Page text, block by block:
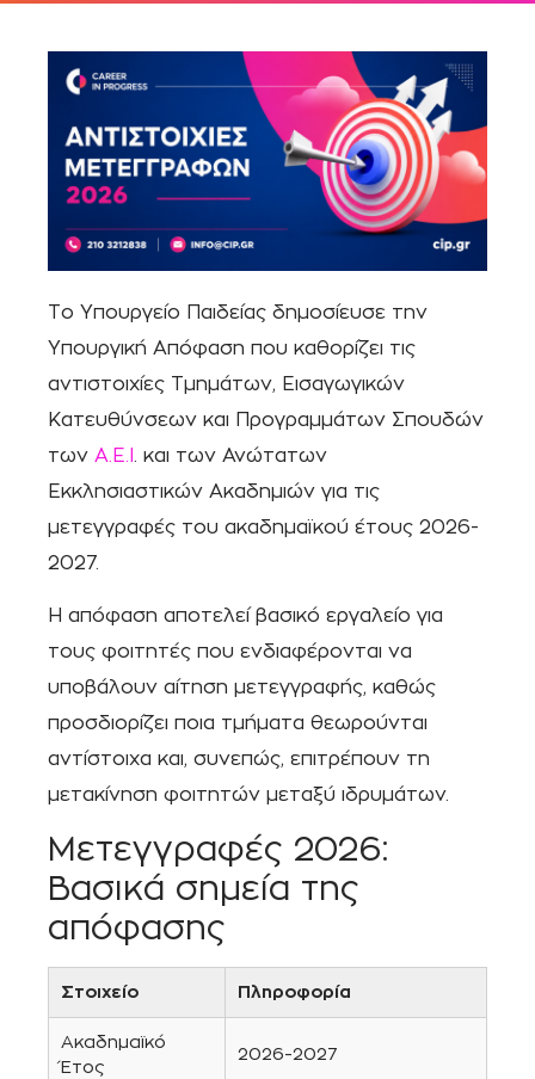
Το Υπουργείο Παιδείας δημοσίευσε την
Υπουργική Απόφαση που καθορίζει τις
αντιστοιχίες Τμημάτων, Εισαγωγικών
Κατευθύνσεων και Προγραμμάτων Σπουδών
των Α.Ε.Ι
. και των Ανώτατων
Εκκλησιαστικών Ακαδημιών για τις
μετεγγραφές του ακαδημαϊκού έτους 2026-
2027.
Η απόφαση αποτελεί βασικό εργαλείο για
τους φοιτητές που ενδιαφέρονται να
υποβάλουν αίτηση μετεγγραφής, καθώς
προσδιορίζει ποια τμήματα θεωρούνται
αντίστοιχα και, συνεπώς, επιτρέπουν τη
μετακίνηση φοιτητών μεταξύ ιδρυμάτων.
Μετεγγραφές 2026:
Βασικά σημεία της
απόφασης
Στοιχείο Πληροφορία
Ακαδημαϊκό
Έτος
2026-2027